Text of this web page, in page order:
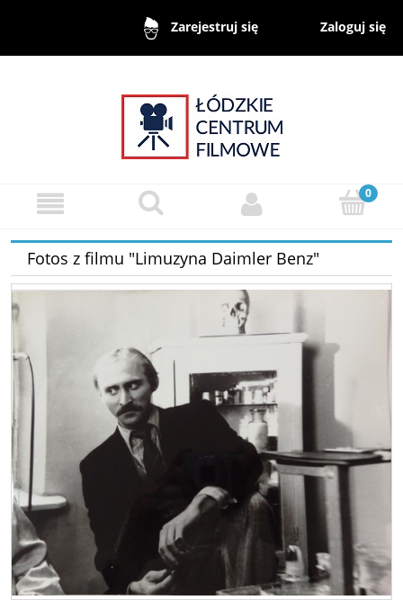
Zarejestruj się Zaloguj się
Fotos z filmu "Limuzyna Daimler Benz"